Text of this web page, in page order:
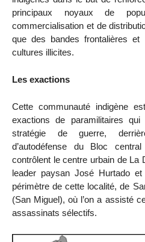
principaux noyaux de
commercialisation et de
que des bandes frontalières
cultures illicites.
Les exactions
Cette communauté indigène
exactions de paramilitaires qui
stratégie de guerre,
d’autodéfense du Bloc
contrôlent le centre urbain de La
leader paysan José Hurtado
périmètre de cette localité, de
(San Miguel), où l’on a assisté
assassinats sélectifs.